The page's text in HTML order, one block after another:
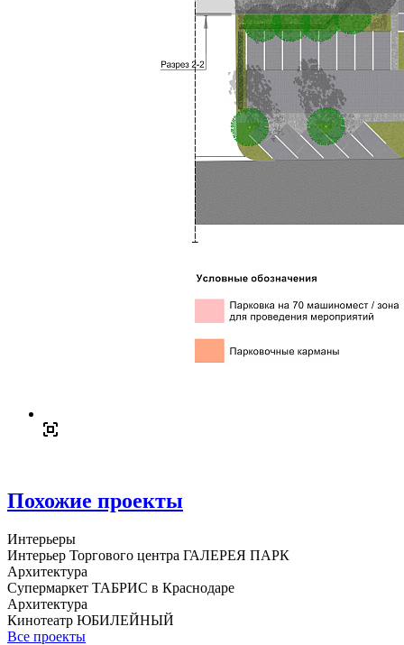
Похожие проекты
Интерьеры
Интерьер Торгового центра ГАЛЕРЕЯ ПАРК
Архитектура
Супермаркет ТАБРИС в Краснодаре
Архитектура
Кинотеатр ЮБИЛЕЙНЫЙ
Все проекты